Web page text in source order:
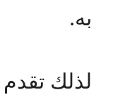
به.
لذلك